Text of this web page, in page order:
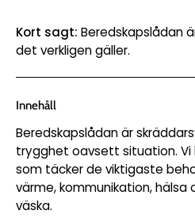
Kort sagt: Beredskapslådan
det verkligen gäller.
Innehåll
Beredskapslådan är
trygghet oavsett situation.
som täcker de viktigaste
värme, kommunikation, hälsa
väska.